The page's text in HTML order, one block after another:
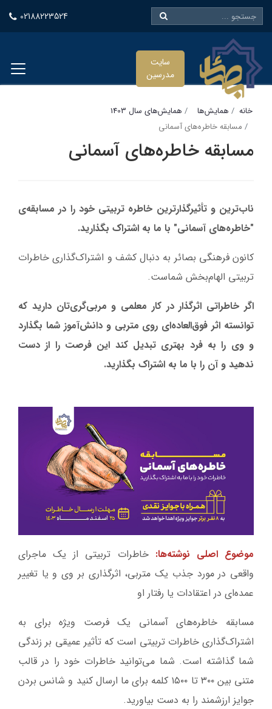
02188223524
سایت
مدرسین
خانه همایش‌ها
همایش‌های سال 1403
مسابقه خاطره‌های آسمانی
مسابقه خاطره‌های آسمانی
ناب‌ترین و تأثیرگذارترین خاطره تربیتی خود را در مسابقه‌ی
"خاطره‌های آسمانی" با ما به اشتراک بگذارید.
کانون فرهنگی بصائر به دنبال کشف و اشتراک‌گذاری خاطرات
تربیتی الهام‌بخش شماست.
اگر خاطراتی اثرگذار در کار معلمی و مربی‌گری‌تان دارید که
توانسته اثر فوق‌العاده‌ای روی متربی و دانش‌آموز شما بگذارد
و وی را به فرد بهتری تبدیل کند این فرصت را از دست
ندهید و آن را با ما به اشتراک بگذارید.
موضوع اصلی نوشته‌ها: خاطرات تربیتی از یک ماجرای
واقعی در مورد جذب یک متربی، اثرگذاری بر وی و یا تغییر
عمده‌ای در اعتقادات یا رفتار او
مسابقه خاطره‌های آسمانی یک فرصت ویژه برای به
اشتراک‌گذاری خاطرات تربیتی است که تأثیر عمیقی بر زندگی
شما گذاشته است. شما می‌توانید خاطرات خود را در قالب
متنی بین ۳۰۰ تا ۱۵۰۰ کلمه برای ما ارسال کنید و شانس بردن
جوایز ارزشمند را به دست بیاورید.